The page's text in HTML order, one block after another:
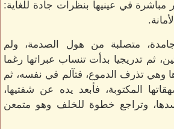
مباشرة في عينيها بنظرات جادة للغاية:
متصلبة من هول الصدمة، ولم
ثم تدريجيا بدأت تنساب عبراتها رغما
وهي تذرف الدموع، فتآلم في نفسه، ثم
المكتوبة، فأبعد يده عن شفتيها،
وتراجع خطوة للخلف وهو متمعن